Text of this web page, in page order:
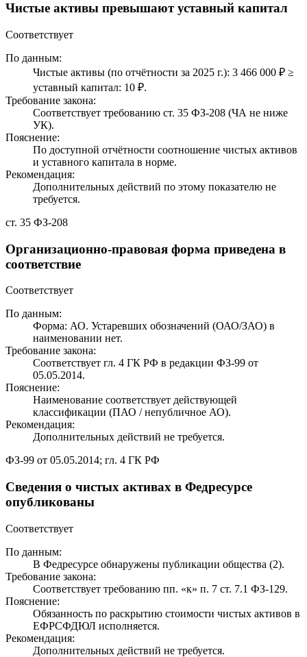
Чистые активы превышают уставный капитал
Соответствует
По данным:
Чистые активы (по отчётности за 2025 г.): 3 466 000 ₽ ≥
уставный капитал: 10 ₽.
Требование закона:
Соответствует требованию ст. 35 ФЗ-208 (ЧА не ниже
УК).
Пояснение:
По доступной отчётности соотношение чистых активов
и уставного капитала в норме.
Рекомендация:
Дополнительных действий по этому показателю не
требуется.
ст. 35 ФЗ-208
Организационно-правовая форма приведена в
соответствие
Соответствует
По данным:
Форма: АО. Устаревших обозначений (ОАО/ЗАО) в
наименовании нет.
Требование закона:
Соответствует гл. 4 ГК РФ в редакции ФЗ-99 от
05.05.2014.
Пояснение:
Наименование соответствует действующей
классификации (ПАО / непубличное АО).
Рекомендация:
Дополнительных действий не требуется.
ФЗ-99 от 05.05.2014; гл. 4 ГК РФ
Сведения о чистых активах в Федресурсе
опубликованы
Соответствует
По данным:
В Федресурсе обнаружены публикации общества (2).
Требование закона:
Соответствует требованию пп. «к» п. 7 ст. 7.1 ФЗ-129.
Пояснение:
Обязанность по раскрытию стоимости чистых активов в
ЕФРСФДЮЛ исполняется.
Рекомендация:
Дополнительных действий не требуется.